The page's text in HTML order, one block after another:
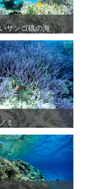
サンゴ礁の海
サンゴ礁の海
ミ
ミ